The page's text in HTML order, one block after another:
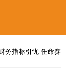
务指标引忧 任命赛